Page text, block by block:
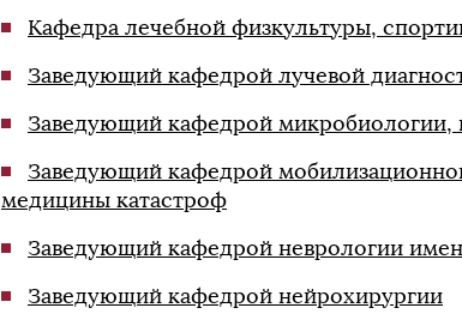
Кафедра лечебной физкультуры,
Заведующий кафедрой лучевой
Заведующий кафедрой микробиологии,
Заведующий кафедрой
медицины катастроф
Заведующий кафедрой неврологии
Заведующий кафедрой нейрохирургии